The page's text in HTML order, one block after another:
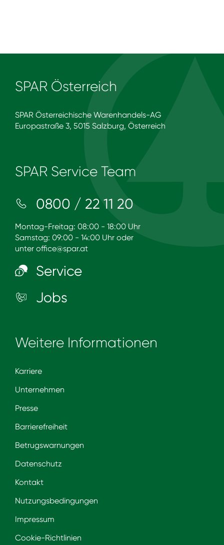
SPAR Österreich
SPAR Österreichische Warenhandels-AG
Europastraße 3, 5015 Salzburg, Österreich
SPAR Service Team
0800 / 22 11 20
Montag-Freitag: 08:00 - 18:00 Uhr
Samstag: 09:00 - 14:00 Uhr oder
unter office@spar.at
Service
Jobs
Weitere Informationen
Karriere
Unternehmen
Presse
Barrierefreiheit
Betrugswarnungen
Datenschutz
Kontakt
Nutzungsbedingungen
Impressum
Cookie-Richtlinien